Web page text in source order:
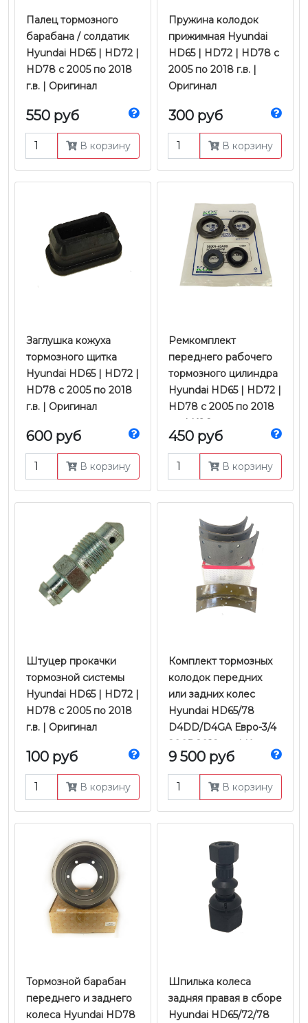
Палец тормозного
барабана / солдатик
Hyundai HD65 | HD72 |
HD78 с 2005 по 2018
г.в. | Оригинал
550 руб
В корзину
Пружина колодок
прижимная Hyundai
HD65 | HD72 | HD78 с
2005 по 2018 г.в. |
Оригинал
300 руб
В корзину
Заглушка кожуха
тормозного щитка
Hyundai HD65 | HD72 |
HD78 с 2005 по 2018
г.в. | Оригинал
600 руб
В корзину
Ремкомплект
переднего рабочего
тормозного цилиндра
Hyundai HD65 | HD72 |
HD78 с 2005 по 2018
г.в. | KOS
450 руб
В корзину
Штуцер прокачки
тормозной системы
Hyundai HD65 | HD72 |
HD78 с 2005 по 2018
г.в. | Оригинал
100 руб
В корзину
Комплект тормозных
колодок передних
или задних колес
Hyundai HD65/78
D4DD/D4GA Евро-3/4
2005-2018 г.в. | Kortex
9 500 руб
В корзину
Тормозной барабан
переднего и заднего
колеса Hyundai HD78
Шпилька колеса
задняя правая в сборе
Hyundai HD65/72/78